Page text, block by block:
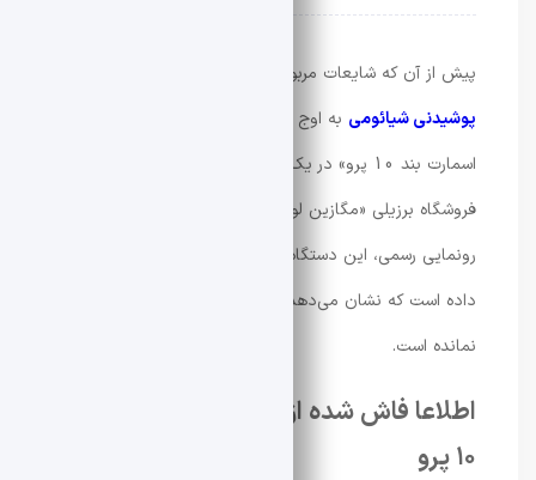
پیش از آن که شایعات مربوط به نسل جدید
پوشیدنی شیائومی به اوج خود برسد، اطلاعات «شیائومی
اسمارت بند 10 پرو» در یک فروشگاه اینترنتی رویت شد.
رونمایی رسمی، این دستگاه را در فهرست محصولات خود قرار
داده است که نشان می‌دهد زمان زیادی تا معرفی آن باقی
نمانده است.
اطلاعا فاش شده از شیائومی اسمارت بند
۱۰ پرو